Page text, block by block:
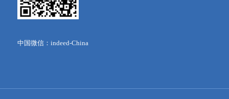
中国微信：indeed-China